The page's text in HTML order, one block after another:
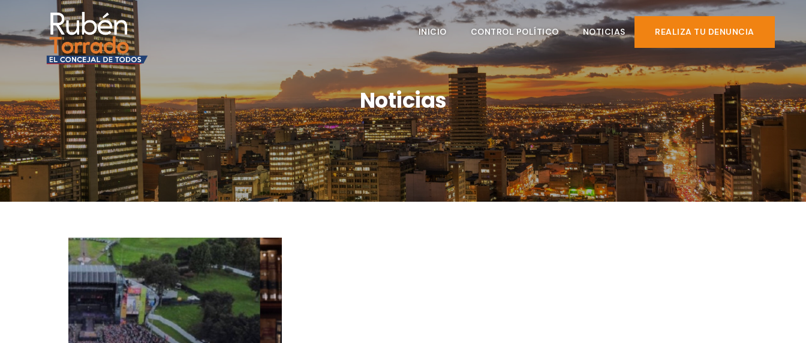
INICIO CONTROL POLÍTICO NOTICIAS REALIZA TU DENUNCIA
Noticias